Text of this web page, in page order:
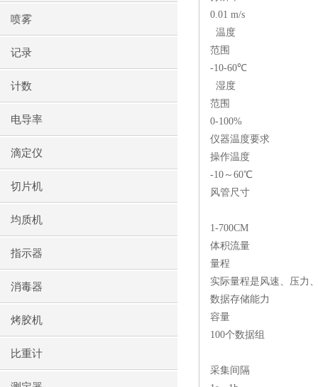
喷雾
记录
计数
电导率
滴定仪
切片机
均质机
指示器
消毒器
烤胶机
比重计
0.01 m/s
温度
范围
-10-60℃
湿度
范围
0-100%
仪器温度要求
操作温度
-10～60℃
风管尺寸
1-700CM
体积流量
量程
实际量程是风速、压力
数据存储能力
容量
100个数据组
采集间隔